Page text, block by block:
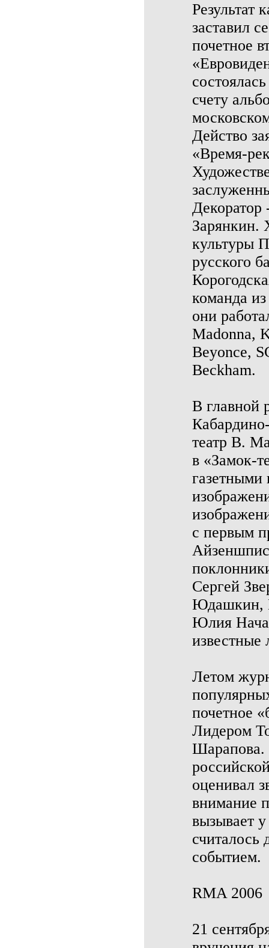
Результат
заставил
почетное
счету
Действо
«Время-
Декоратор
Зарянкин.
культуры
русского
команда
они
Madonna,
Beyonce,
Beckham.
В главной
театр В.
в «Замок-
газетными
с первым
Сергей
Юдашкин,
Юлия
известные
Летом
почетное
Лидером
Шарапова.
оценивал
внимание
вызывает
событием.
RMA 2006
21